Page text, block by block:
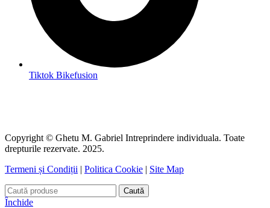
Tiktok Bikefusion
Copyright © Ghetu M. Gabriel Intreprindere individuala. Toate
drepturile rezervate. 2025.
Termeni și Condiții | Politica Cookie | Site Map
Caută
Închide